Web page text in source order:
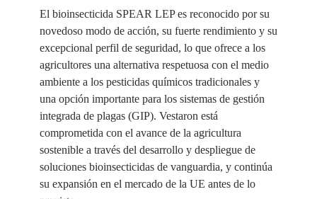
El bioinsecticida SPEAR LEP es reconocido por su
novedoso modo de acción, su fuerte rendimiento y su
excepcional perfil de seguridad, lo que ofrece a los
agricultores una alternativa respetuosa con el medio
ambiente a los pesticidas químicos tradicionales y
una opción importante para los sistemas de gestión
integrada de plagas (GIP). Vestaron está
comprometida con el avance de la agricultura
sostenible a través del desarrollo y despliegue de
soluciones bioinsecticidas de vanguardia, y continúa
su expansión en el mercado de la UE antes de lo